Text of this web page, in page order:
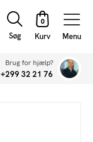
Søg Menu
Brug for hjælp?
+299 32 21 76